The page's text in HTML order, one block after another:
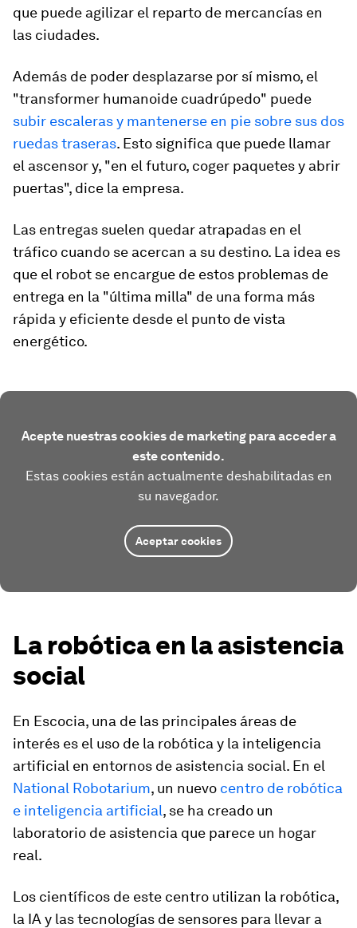
que puede agilizar el reparto de mercancías en
las ciudades.
Además de poder desplazarse por sí mismo, el
"transformer humanoide cuadrúpedo" puede
subir escaleras y mantenerse en pie sobre sus dos
ruedas traseras. Esto significa que puede llamar
el ascensor y, "en el futuro, coger paquetes y abrir
puertas", dice la empresa.
Las entregas suelen quedar atrapadas en el
tráfico cuando se acercan a su destino. La idea es
que el robot se encargue de estos problemas de
entrega en la "última milla" de una forma más
rápida y eficiente desde el punto de vista
energético.
Acepte nuestras cookies de marketing para acceder a
este contenido.
Estas cookies están actualmente deshabilitadas en
su navegador.
Aceptar cookies
La robótica en la asistencia
social
En Escocia, una de las principales áreas de
interés es el uso de la robótica y la inteligencia
artificial en entornos de asistencia social. En el
National Robotarium, un nuevo centro de robótica
e inteligencia artificial, se ha creado un
laboratorio de asistencia que parece un hogar
real.
Los científicos de este centro utilizan la robótica,
la IA y las tecnologías de sensores para llevar a